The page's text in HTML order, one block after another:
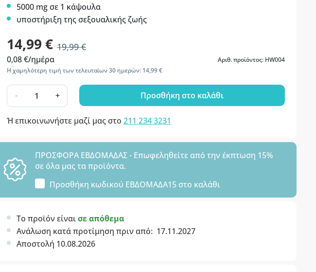
5000 mg σε 1 κάψουλα
υποστήριξη της σεξουαλικής ζωής
14,99 € 19,99 €
0,08 €/ημέρα
Αριθ. προϊόντος: HW004
Η χαμηλότερη τιμή των τελευταίων 30 ημερών: 14,99 €
- + Προσθήκη στο καλάθι
Ή επικοινωνήστε μαζί μας στο 211 234 3231
ΠΡΟΣΦΟΡΑ ΕΒΔΟΜΑΔΑΣ - Επωφεληθείτε από την έκπτωση 15%
σε όλα μας τα προϊόντα.
Προσθήκη κωδικού ΕΒΔΟΜΑΔΑ15 στο καλάθι
Το προϊόν είναισε απόθεμα
Ανάλωση κατά προτίμηση πριν από: 17.11.2027
Αποστολή 10.08.2026